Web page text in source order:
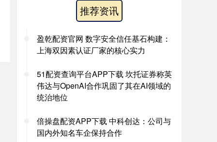
推荐资讯
盈乾配资官网 数字安全信任基石构建：
上海双因素认证厂家的核心实力
51配资查询平台APP下载 坎托证券称英
伟达与OpenAI合作巩固了其在AI领域的
统治地位
倍操盘配资APP下载 中科创达：公司与
国内外知名车企保持合作